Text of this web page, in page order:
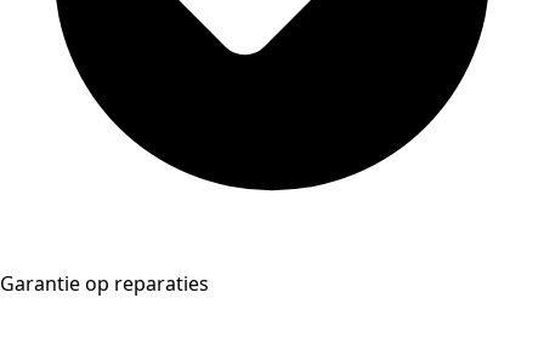
Garantie op reparaties